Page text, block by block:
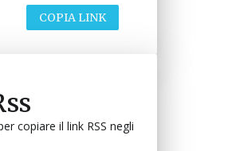
COPIA LINK
copiare il link RSS negli